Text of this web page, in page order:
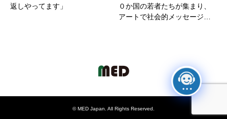
返しやってます」
０か国の若者たちが集まり、
アートで社会的メッセージ…
©MED Japan . All Rights Reserved.